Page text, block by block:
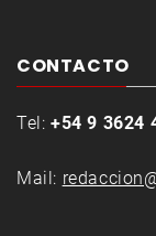
CONTACTO
Tel: +54 9 3624
Mail: